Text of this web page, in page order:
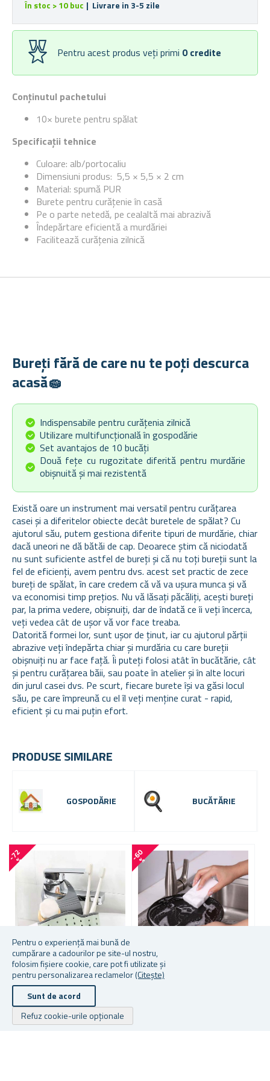
Pentru o experiență mai bună de
cumpărare a cadourilor pe site-ul nostru,
folosim fișiere cookie, care pot fi utilizate și
pentru personalizarea reclamelor(Citește)
Sunt de acord
Refuz cookie-urile opționale
Conținutul pachetului
10× burete pentru spălat
Specificații tehnice
Culoare: alb/portocaliu
Dimensiuni produs: 5,5 × 5,5 × 2 cm
Material: spumă PUR
Burete pentru curățenie în casă
Pe o parte netedă, pe cealaltă mai abrazivă
Îndepărtare eficientă a murdăriei
Facilitează curățenia zilnică
În stoc > 10 buc | Livrare in 3-5 zile
Pentru acest produs veți primi 0 credite
Bureți fără de care nu te poți descurca
acasă🧽
Indispensabile pentru curățenia zilnică
Utilizare multifuncțională în gospodărie
Set avantajos de 10 bucăți
Două fețe cu rugozitate diferită pentru murdărie
obișnuită și mai rezistentă
Există oare un instrument mai versatil pentru curățarea
casei și a diferitelor obiecte decât buretele de spălat? Cu
ajutorul său, putem gestiona diferite tipuri de murdărie, chiar
dacă uneori ne dă bătăi de cap. Deoarece știm că niciodată
nu sunt suficiente astfel de bureți și că nu toți bureții sunt la
fel de eficienți, avem pentru dvs. acest set practic de zece
bureți de spălat, în care credem că vă va ușura munca și vă
va economisi timp prețios. Nu vă lăsați păcăliți, acești bureți
par, la prima vedere, obișnuiți, dar de îndată ce îi veți încerca,
veți vedea cât de ușor vă vor face treaba.
Datorită formei lor, sunt ușor de ținut, iar cu ajutorul părții
abrazive veți îndepărta chiar și murdăria cu care bureții
obișnuiți nu ar face față. Îi puteți folosi atât în bucătărie, cât
și pentru curățarea băii, sau poate în atelier și în alte locuri
din jurul casei dvs. Pe scurt, fiecare burete își va găsi locul
său, pe care împreună cu el îl veți menține curat - rapid,
eficient și cu mai puțin efort.
PRODUSE SIMILARE
GOSPODĂRIE BUCĂTĂRIE
-
7
2
%
ORGANIZATOR PENTRU
SCURGERE PE
CHIUVETĂ/LAVOAR
★★★★★
★★★★★
-
6
0
%
10 BUC. BUREȚI NANO DE